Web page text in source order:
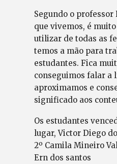
Segundo o professor
que vivemos, é
utilizar de todas as
temos a mão para
estudantes. Fica
conseguimos falar a
aproximamos e
significado aos
Os estudantes
lugar, Victor Diego
2º Camila Mineiro
Ern dos santos